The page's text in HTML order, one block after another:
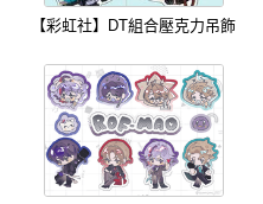
【彩虹社】DT組合壓克力吊飾